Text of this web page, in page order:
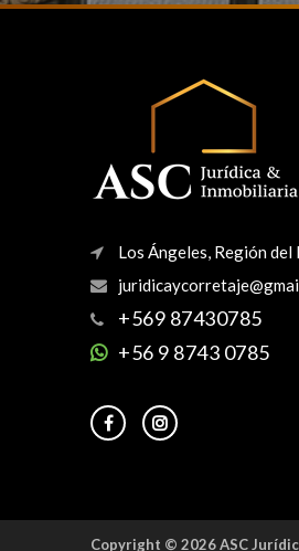
Los Ángeles, Región
+569 87430785
+56 9 8743 0785
Copyright © 2026 ASC